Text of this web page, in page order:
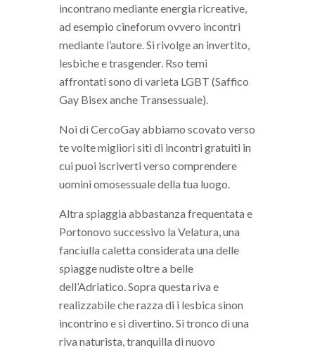
incontrano mediante energia ricreative,
ad esempio cineforum ovvero incontri
mediante l’autore. Si rivolge an invertito,
lesbiche e trasgender. Rso temi
affrontati sono di varieta LGBT (Saffico
Gay Bisex anche Transessuale).
Noi di CercoGay abbiamo scovato verso
te volte migliori siti di incontri gratuiti in
cui puoi iscriverti verso comprendere
uomini omosessuale della tua luogo.
Altra spiaggia abbastanza frequentata e
Portonovo successivo la Velatura, una
fanciulla caletta considerata una delle
spiagge nudiste oltre a belle
dell’Adriatico. Sopra questa riva e
realizzabile che razza di i lesbica sinon
incontrino e si divertino. Si tronco di una
riva naturista, tranquilla di nuovo